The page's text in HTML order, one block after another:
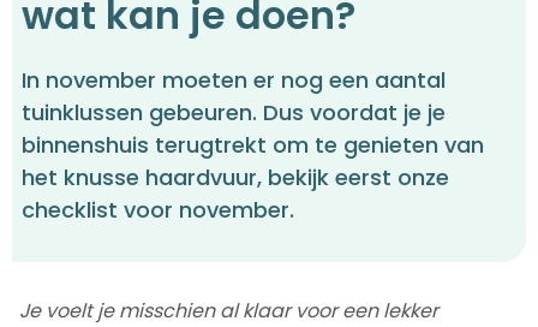
wat kan je doen?
In november moeten er nog een aantal
tuinklussen gebeuren. Dus voordat je je
binnenshuis terugtrekt om te genieten van
het knusse haardvuur, bekijk eerst onze
checklist voor november.
Je voelt je misschien al klaar voor een lekker